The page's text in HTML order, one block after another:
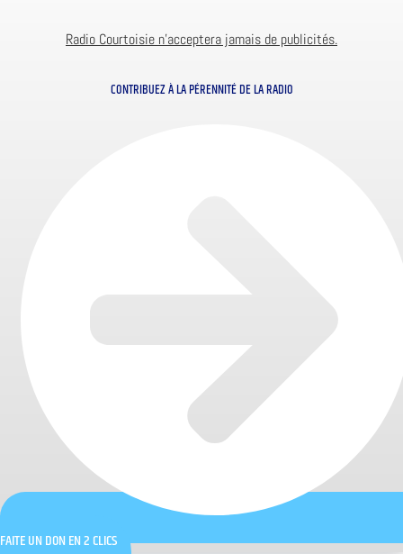
Radio Courtoisie n’acceptera jamais de publicités.
CONTRIBUEZ À LA PÉRENNITÉ DE LA RADIO
FAITE UN DON EN 2 CLICS